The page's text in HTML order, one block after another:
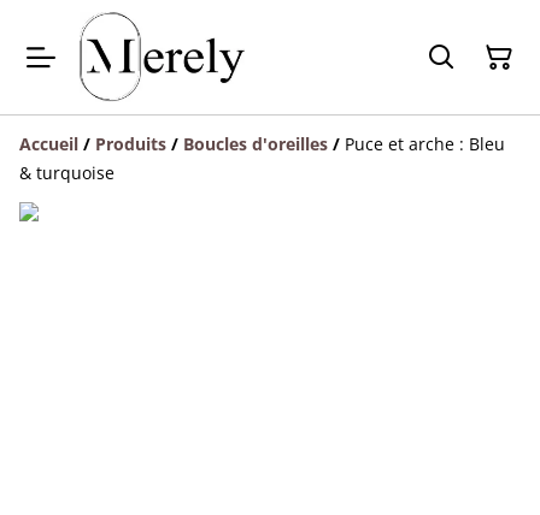
Accueil / Produits / Boucles d'oreilles / Puce et arche : Bleu
& turquoise